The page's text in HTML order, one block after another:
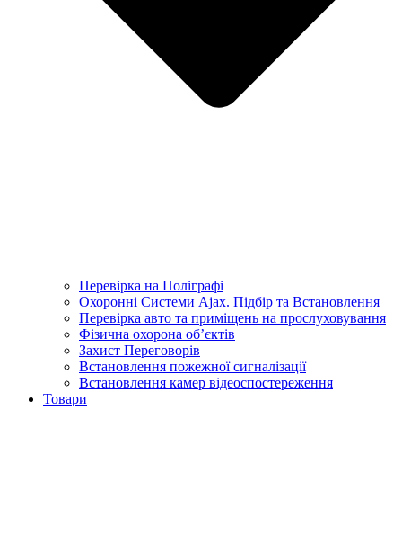
Перевірка на Поліграфі
Охоронні Системи Ajax. Підбір та Встановлення
Перевірка авто та приміщень на прослуховування
Фізична охорона об’єктів
Захист Переговорів
Встановлення пожежної сигналізації
Встановлення камер відеоспостереження
Товари